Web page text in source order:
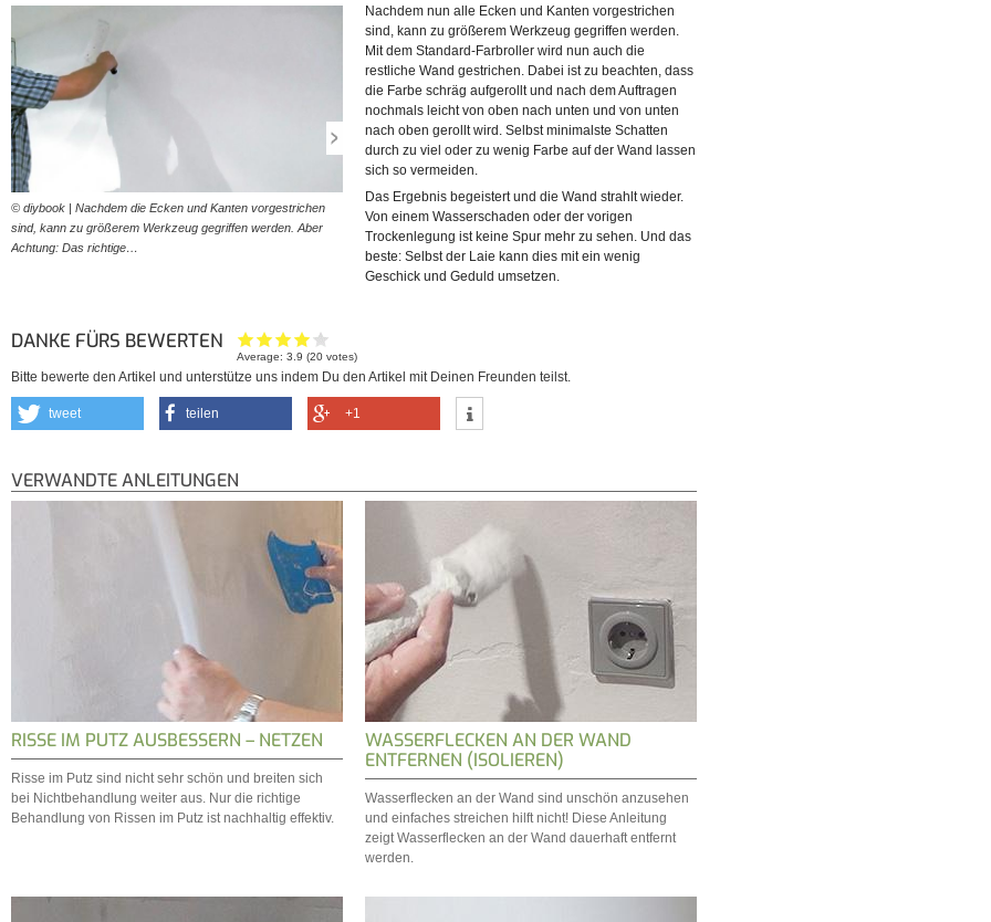
© diybook | Nachdem die Ecken und Kanten vorgestrichen
sind, kann zu größerem Werkzeug gegriffen werden. Aber
Achtung: Das richtige…
© diybook | Nach dem Auftragen der Farbe wird mehrmals
leicht von oben nach unten und von unten nach oben gerollt,
um die Farbe gleichmäßig…
Nachdem nun alle Ecken und Kanten vorgestrichen
sind, kann zu größerem Werkzeug gegriffen werden.
Mit dem Standard-Farbroller wird nun auch die
restliche Wand gestrichen. Dabei ist zu beachten, dass
die Farbe schräg aufgerollt und nach dem Auftragen
nochmals leicht von oben nach unten und von unten
nach oben gerollt wird. Selbst minimalste Schatten
durch zu viel oder zu wenig Farbe auf der Wand lassen
sich so vermeiden.
Das Ergebnis begeistert und die Wand strahlt wieder.
Von einem Wasserschaden oder der vorigen
Trockenlegung ist keine Spur mehr zu sehen. Und das
beste: Selbst der Laie kann dies mit ein wenig
Geschick und Geduld umsetzen.
DANKE FÜRS BEWERTEN
Average:3.9 (20 votes)
Bitte bewerte den Artikel und unterstütze uns indem Du den Artikel mit Deinen Freunden teilst.
tweet teilen +1
VERWANDTE ANLEITUNGEN
RISSE IM PUTZ AUSBESSERN – NETZEN
Risse im Putz sind nicht sehr schön und breiten sich
bei Nichtbehandlung weiter aus. Nur die richtige
Behandlung von Rissen im Putz ist nachhaltig effektiv.
WASSERFLECKEN AN DER WAND
ENTFERNEN (ISOLIEREN)
Wasserflecken an der Wand sind unschön anzusehen
und einfaches streichen hilft nicht! Diese Anleitung
zeigt Wasserflecken an der Wand dauerhaft entfernt
werden.